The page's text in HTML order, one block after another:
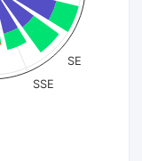
SE
SSE